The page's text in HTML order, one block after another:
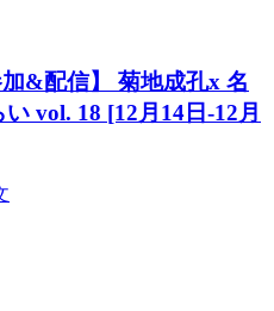
加&配信】 菊地成孔x 名
vol. 18 [12月14日-12月